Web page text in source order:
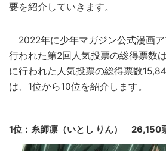
要を紹介していきます。
2022年に少年マガジン公式漫画
行われた第2回人気投票の総得票数
に行われた人気投票の総得票数
は、1位から10位を紹介します。
1位：糸師凛（いとし りん） 26,150